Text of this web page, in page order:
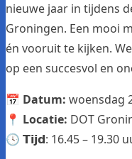
nieuwe jaar in tijdens
Groningen. Een mooi
én vooruit te kijken.
op een succesvol en
📅 Datum: woensdag
📍 Locatie: DOT
🕓 𝗧𝗶𝗷𝗱: 16.45 – 19.30